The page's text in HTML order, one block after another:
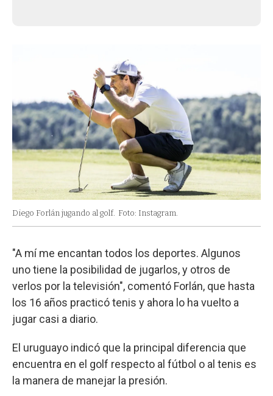
Diego Forlán jugando al golf. Foto: Instagram.
"A mí me encantan todos los deportes. Algunos
uno tiene la posibilidad de jugarlos, y otros de
verlos por la televisión", comentó Forlán, que hasta
los 16 años practicó tenis y ahora lo ha vuelto a
jugar casi a diario.
El uruguayo indicó que la principal diferencia que
encuentra en el golf respecto al fútbol o al tenis es
la manera de manejar la presión.